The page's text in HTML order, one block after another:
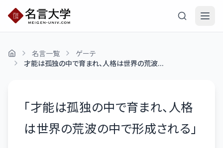
名言一覧
ゲーテ
才能は孤独の中で育まれ、人格は世界の荒波...
「才能は孤独の中で育まれ、人格
は世界の荒波の中で形成される 」